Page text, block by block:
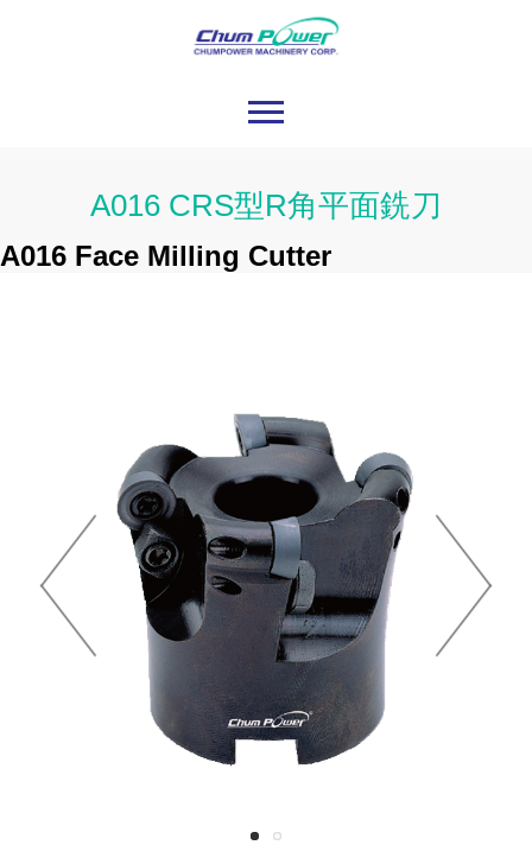
A016 CRS型R角平面銑刀
A016 Face Milling Cutter